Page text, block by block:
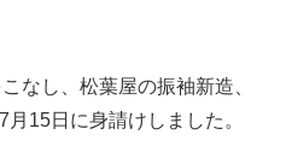
なし、松葉屋の振袖新造、
15日に身請けしました。